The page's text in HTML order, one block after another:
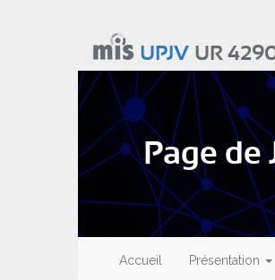
UPJVUR
Page de
Main
navigation
Accueil Présentation